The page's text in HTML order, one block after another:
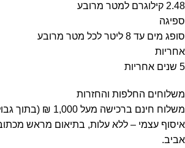
2.48 קילוגרם למטר מרובע
ספיגה
סופג מים עד 8 ליטר לכל מטר מרובע
אחריות
5 שנים אחריות
משלוחים החלפות והחזרות
משלוח חינם ברכישה מעל 1,000 ₪ (בתוך גבולות הקו הירוק).
אביב.